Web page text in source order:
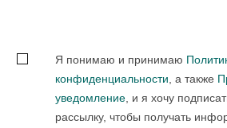
Я понимаю и принимаю
конфиденциальности , а также
уведомление , и я хочу
рассылку, чтобы получать